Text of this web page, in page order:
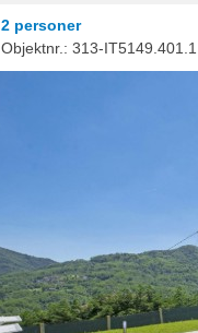
2 personer
Objektnr.: 313-IT5149.401.1